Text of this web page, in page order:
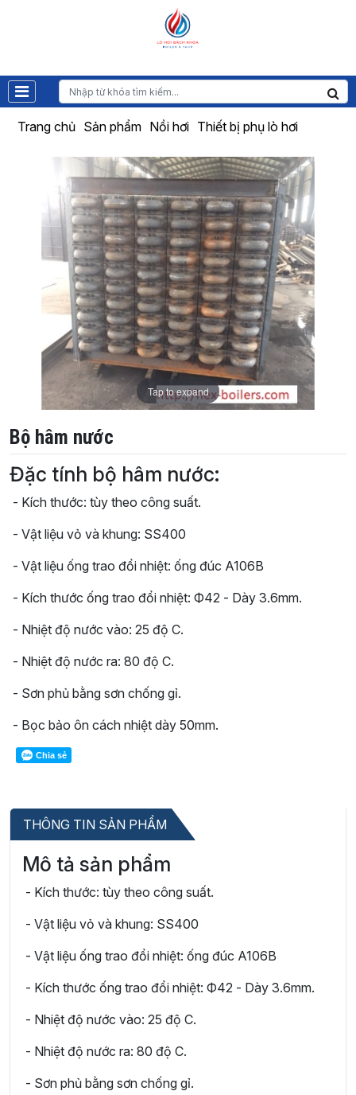
Trang chủ Sản phẩm Nồi hơi Thiết bị phụ lò hơi
Tap to expand
Bộ hâm nước
Đặc tính bộ hâm nước:
- Kích thước: tùy theo công suất.
- Vật liệu vỏ và khung: SS400
- Vật liệu ống trao đổi nhiệt: ống đúc A106B
- Kích thước ống trao đổi nhiệt: Ф42 - Dày 3.6mm.
- Nhiệt độ nước vào: 25 độ C.
- Nhiệt độ nước ra: 80 độ C.
- Sơn phủ bằng sơn chống gỉ.
- Bọc bảo ôn cách nhiệt dày 50mm.
Chia sẻ
THÔNG TIN SẢN PHẨM
Mô tả sản phẩm
- Kích thước: tùy theo công suất.
- Vật liệu vỏ và khung: SS400
- Vật liệu ống trao đổi nhiệt: ống đúc A106B
- Kích thước ống trao đổi nhiệt: Ф42 - Dày 3.6mm.
- Nhiệt độ nước vào: 25 độ C.
- Nhiệt độ nước ra: 80 độ C.
- Sơn phủ bằng sơn chống gỉ.